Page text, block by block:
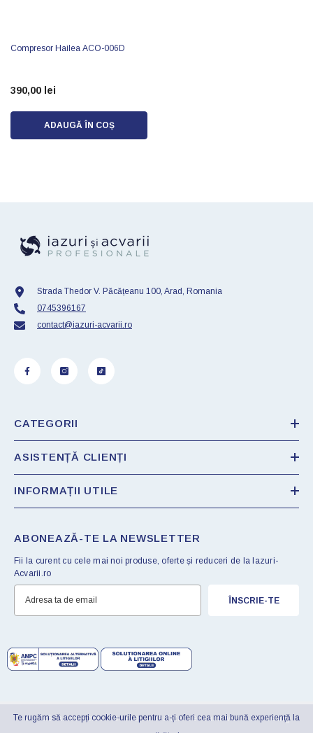
Compresor Hailea ACO-006D
390,00 lei
ADAUGĂ ÎN COȘ
Strada Thedor V. Păcățeanu 100, Arad, Romania
0745396167
contact@iazuri-acvarii.ro
CATEGORII
ASISTENȚĂ CLIENȚI
INFORMAȚII UTILE
ABONEAZĂ-TE LA NEWSLETTER
Fii la curent cu cele mai noi produse, oferte și reduceri de la Iazuri-
Acvarii.ro
ÎNSCRIE-TE
© 2025 Iazuri-Acvarii.ro . Proiect realizat deTransilvania Marketing
Te rugăm să accepți cookie-urile pentru a-ți oferi cea mai bună experiență la